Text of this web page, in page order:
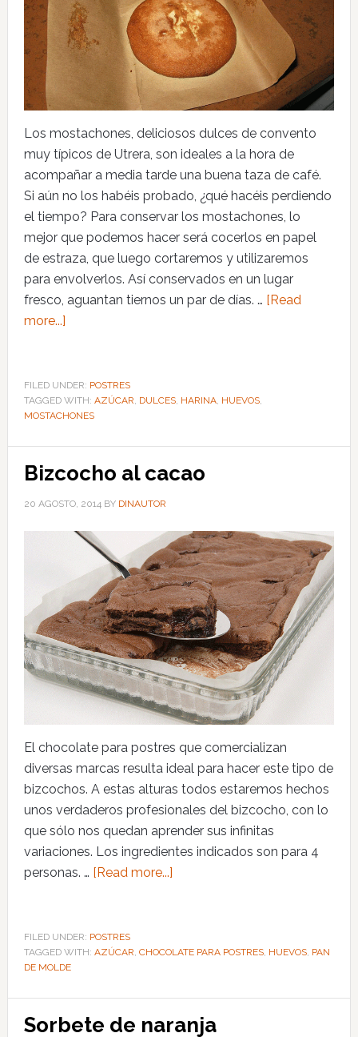
Los mostachones, deliciosos dulces de convento
muy típicos de Utrera, son ideales a la hora de
acompañar a media tarde una buena taza de café.
Si aún no los habéis probado, ¿qué hacéis perdiendo
el tiempo? Para conservar los mostachones, lo
mejor que podemos hacer será cocerlos en papel
de estraza, que luego cortaremos y utilizaremos
para envolverlos. Así conservados en un lugar
fresco, aguantan tiernos un par de días. … [Read
more...]
FILED UNDER: POSTRES
TAGGED WITH: AZÚCAR, DULCES, HARINA, HUEVOS,
MOSTACHONES
Bizcocho al cacao
20 AGOSTO, 2014BY DINAUTOR
El chocolate para postres que comercializan
diversas marcas resulta ideal para hacer este tipo de
bizcochos. A estas alturas todos estaremos hechos
unos verdaderos profesionales del bizcocho, con lo
que sólo nos quedan aprender sus infinitas
variaciones. Los ingredientes indicados son para 4
personas. … [Read more...]
FILED UNDER: POSTRES
TAGGED WITH: AZÚCAR, CHOCOLATE PARA POSTRES, HUEVOS, PAN
DE MOLDE
Sorbete de naranja